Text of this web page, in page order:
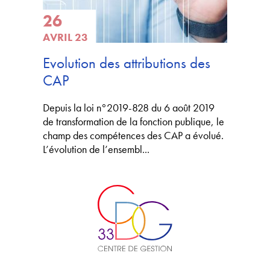
26
AVRIL 23
Evolution des attributions des
CAP
Depuis la loi n°2019-828 du 6 août 2019
de transformation de la fonction publique, le
champ des compétences des CAP a évolué.
L’évolution de l’ensembl...